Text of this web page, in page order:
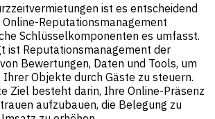
ist es entscheidend
Reputationsmanagement
Schlüsselkomponenten es umfasst.
ist Reputationsmanagement der
Bewertungen, Daten und Tools, um
Ihrer Objekte durch Gäste zu steuern.
Ziel besteht darin, Ihre Online-Präsenz
aufzubauen, die Belegung zu